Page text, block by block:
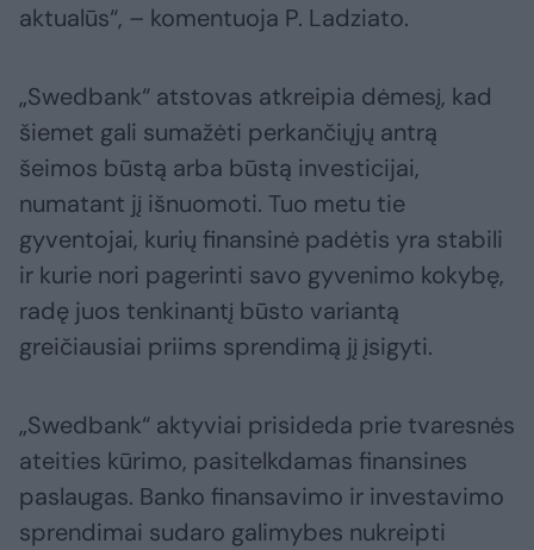
aktualūs“, – komentuoja P. Ladziato.
„Swedbank“ atstovas atkreipia dėmesį, kad
šiemet gali sumažėti perkančiųjų antrą
šeimos būstą arba būstą investicijai,
numatant jį išnuomoti. Tuo metu tie
gyventojai, kurių finansinė padėtis yra stabili
ir kurie nori pagerinti savo gyvenimo kokybę,
radę juos tenkinantį būsto variantą
greičiausiai priims sprendimą jį įsigyti.
„Swedbank“ aktyviai prisideda prie tvaresnės
ateities kūrimo, pasitelkdamas finansines
paslaugas. Banko finansavimo ir investavimo
sprendimai sudaro galimybes nukreipti